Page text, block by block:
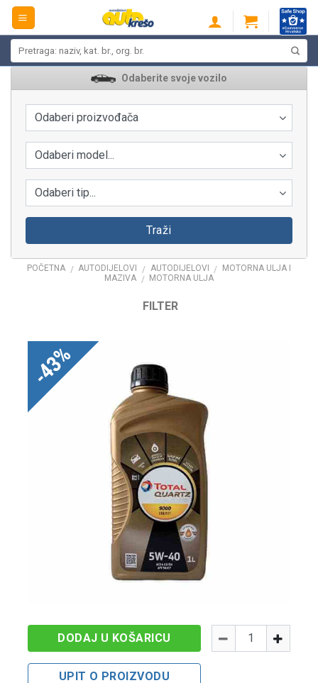
Skip
content
Odaberite svoje vozilo
Odaberi proizvođača
Odaberi model...
Odaberi tip...
Traži
POČETNA / AUTODIJELOVI / AUTODIJELOVI /
MOTORNA ULJA I
MAZIVA / MOTORNA ULJA
FILTER
-43%
-
Količina +
DODAJ U KOŠARICU
UPIT O PROIZVODU